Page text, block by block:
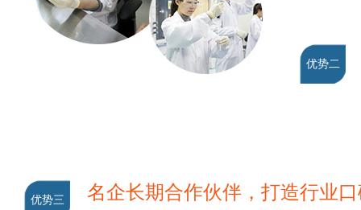
优势二
优势三 名企长期合作伙伴，打造行业